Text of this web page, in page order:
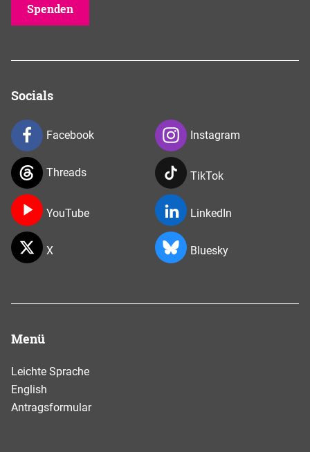
Spenden
Socials
Facebook Instagram
Threads TikTok
YouTube LinkedIn
X Bluesky
Menü
Leichte Sprache
English
Antragsformular